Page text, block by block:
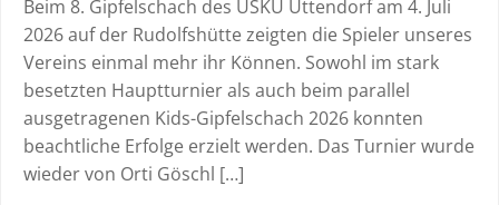
Beim 8. Gipfelschach des USKU Uttendorf am 4. Juli
2026 auf der Rudolfshütte zeigten die Spieler unseres
Vereins einmal mehr ihr Können. Sowohl im stark
besetzten Hauptturnier als auch beim parallel
ausgetragenen Kids-Gipfelschach 2026 konnten
beachtliche Erfolge erzielt werden. Das Turnier wurde
wieder von Orti Göschl […]